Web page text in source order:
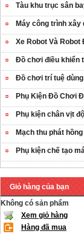
Tàu khu trục sân
Máy công trình xây
Xe Robot Và Robot
Đồ chơi điều khiển
Đồ chơi trí tuệ
Phụ Kiện Đồ Chơi
Phụ kiện chân vịt
Mạch thu phát
Phụ kiện chế tạo
Giỏ hàng của bạn
Không có sản phẩm
Xem giỏ hàng
Hàng đã mua